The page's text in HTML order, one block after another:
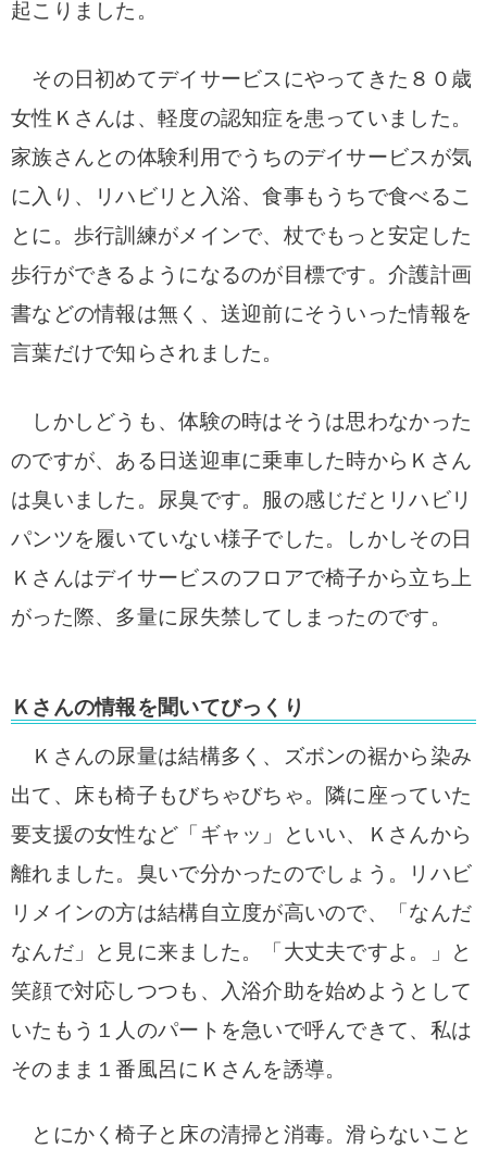
起こりました。
その日初めてデイサービスにやってきた８０歳
女性Ｋさんは、軽度の認知症を患っていました。
家族さんとの体験利用でうちのデイサービスが気
に入り、リハビリと入浴、食事もうちで食べるこ
とに。歩行訓練がメインで、杖でもっと安定した
歩行ができるようになるのが目標です。介護計画
書などの情報は無く、送迎前にそういった情報を
言葉だけで知らされました。
しかしどうも、体験の時はそうは思わなかった
のですが、ある日送迎車に乗車した時からＫさん
は臭いました。尿臭です。服の感じだとリハビリ
パンツを履いていない様子でした。しかしその日
Ｋさんはデイサービスのフロアで椅子から立ち上
がった際、多量に尿失禁してしまったのです。
Ｋさんの情報を聞いてびっくり
Ｋさんの尿量は結構多く、ズボンの裾から染み
出て、床も椅子もびちゃびちゃ。隣に座っていた
要支援の女性など「ギャッ」といい、Ｋさんから
離れました。臭いで分かったのでしょう。リハビ
リメインの方は結構自立度が高いので、「なんだ
なんだ」と見に来ました。「大丈夫ですよ。」と
笑顔で対応しつつも、入浴介助を始めようとして
いたもう１人のパートを急いで呼んできて、私は
そのまま１番風呂にＫさんを誘導。
とにかく椅子と床の清掃と消毒。滑らないこと